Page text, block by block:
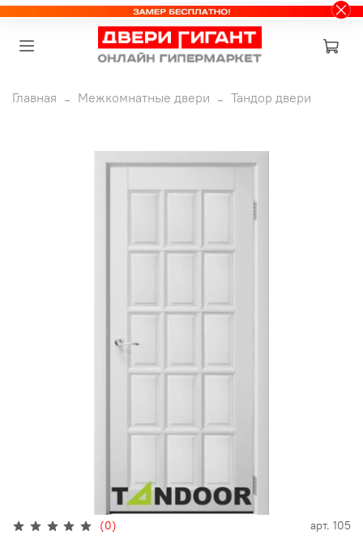
Главная Межкомнатные двери Тандор двери
(0) арт. 105